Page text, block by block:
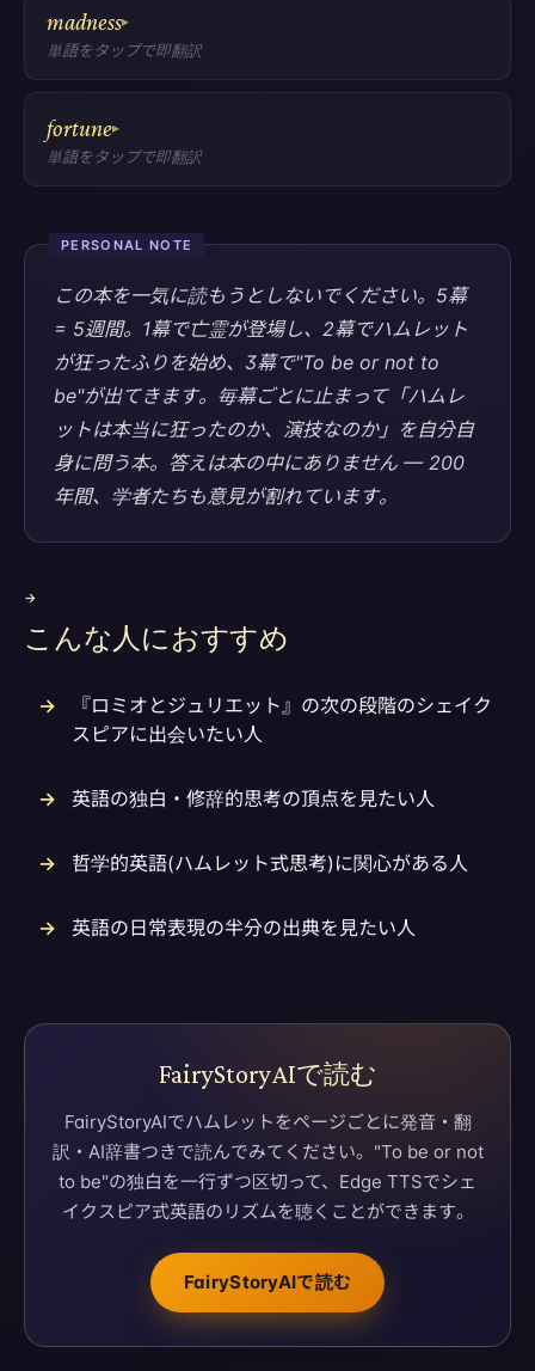
madness▸
単語をタップで即翻訳
fortune▸
単語をタップで即翻訳
PERSONAL NOTE
この本を一気に読もうとしないでください。5幕
= 5週間。1幕で亡霊が登場し、2幕でハムレット
が狂ったふりを始め、3幕で"To be or not to
be"が出てきます。毎幕ごとに止まって「ハムレ
ットは本当に狂ったのか、演技なのか」を自分自
身に問う本。答えは本の中にありません — 200
年間、学者たちも意見が割れています。
→
こんな人におすすめ
『ロミオとジュリエット』の次の段階のシェイク
スピアに出会いたい人
英語の独白・修辞的思考の頂点を見たい人
哲学的英語(ハムレット式思考)に関心がある人
英語の日常表現の半分の出典を見たい人
FairyStoryAIで読む
FairyStoryAIでハムレットをページごとに発音・翻
訳・AI辞書つきで読んでみてください。"To be or not
to be"の独白を一行ずつ区切って、Edge TTSでシェ
イクスピア式英語のリズムを聴くことができます。
FairyStoryAIで読む